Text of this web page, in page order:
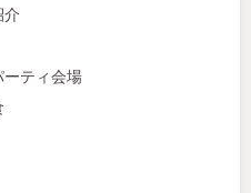
介
ーティ会場